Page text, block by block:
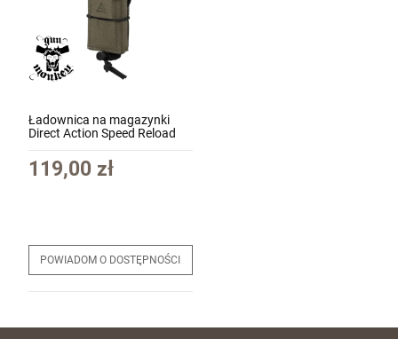
Ładownica na magazynki
Direct Action Speed Reload
Pouch SMG - Cordura kol.
Ranger Green (PO-SMSR-
CD5-RGR)
119,00 zł
POWIADOM O DOSTĘPNOŚCI